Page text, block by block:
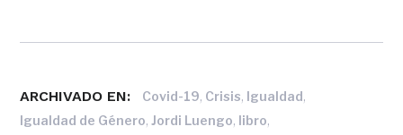
ARCHIVADO EN: Covid-19, Crisis, Igualdad,
Igualdad de Género,Jordi Luengo, libro,